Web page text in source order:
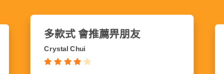
平台交易 有保障
Mac Fan